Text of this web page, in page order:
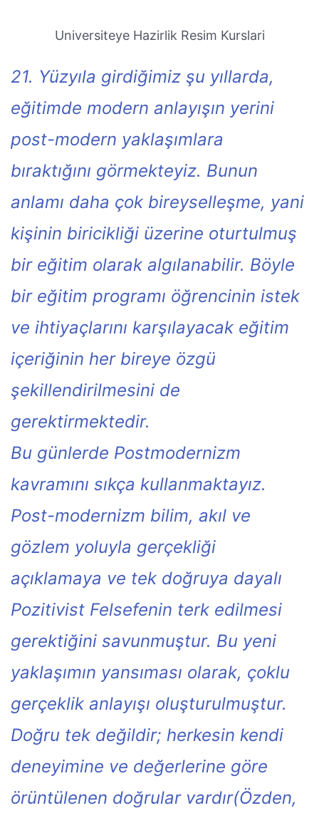
Universiteye Hazirlik Resim Kurslari
21. Yüzyıla girdiğimiz şu yıllarda,
eğitimde modern anlayışın yerini
post-modern yaklaşımlara
bıraktığını görmekteyiz. Bunun
anlamı daha çok bireyselleşme, yani
kişinin biricikliği üzerine oturtulmuş
bir eğitim olarak algılanabilir. Böyle
bir eğitim programı öğrencinin istek
ve ihtiyaçlarını karşılayacak eğitim
içeriğinin her bireye özgü
şekillendirilmesini de
gerektirmektedir.
Bu günlerde Postmodernizm
kavramını sıkça kullanmaktayız.
Post-modernizm bilim, akıl ve
gözlem yoluyla gerçekliği
açıklamaya ve tek doğruya dayalı
Pozitivist Felsefenin terk edilmesi
gerektiğini savunmuştur. Bu yeni
yaklaşımın yansıması olarak, çoklu
gerçeklik anlayışı oluşturulmuştur.
Doğru tek değildir; herkesin kendi
deneyimine ve değerlerine göre
örüntülenen doğrular vardır(Özden,